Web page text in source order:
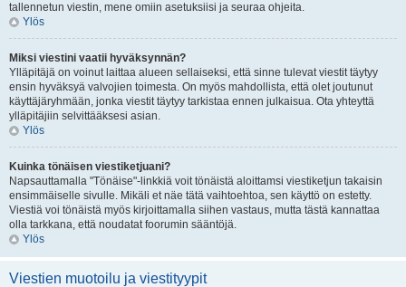
tallennetun viestin, mene omiin asetuksiisi ja seuraa ohjeita.
Ylös
Miksi viestini vaatii hyväksynnän?
Ylläpitäjä on voinut laittaa alueen sellaiseksi, että sinne tulevat viestit täytyy
ensin hyväksyä valvojien toimesta. On myös mahdollista, että olet joutunut
käyttäjäryhmään, jonka viestit täytyy tarkistaa ennen julkaisua. Ota yhteyttä
ylläpitäjiin selvittääksesi asian.
Ylös
Kuinka tönäisen viestiketjuani?
Napsauttamalla "Tönäise"-linkkiä voit tönäistä aloittamsi viestiketjun takaisin
ensimmäiselle sivulle. Mikäli et näe tätä vaihtoehtoa, sen käyttö on estetty.
Viestiä voi tönäistä myös kirjoittamalla siihen vastaus, mutta tästä kannattaa
olla tarkkana, että noudatat foorumin sääntöjä.
Ylös
Viestien muotoilu ja viestityypit